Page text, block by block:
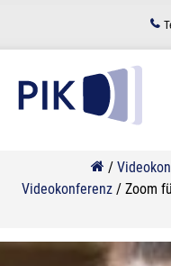
springen
/
Videokonferenz / Zoom